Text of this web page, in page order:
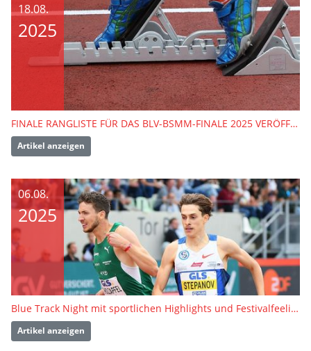
18.08.
2025
FINALE RANGLISTE FÜR DAS BLV-BSMM-FINALE 2025 VERÖFFENTLICHT
Artikel anzeigen
06.08.
2025
Blue Track Night mit sportlichen Highlights und Festivalfeeling
Artikel anzeigen